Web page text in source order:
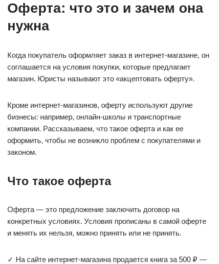
Оферта: что это и зачем она
нужна
Когда покупатель оформляет заказ в интернет-магазине, он
соглашается на условия покупки, которые предлагает
магазин. Юристы называют это «акцептовать оферту».
Кроме интернет-магазинов, оферту используют другие
бизнесы: например, онлайн-школы и транспортные
компании. Рассказываем, что такое оферта и как ее
оформить, чтобы не возникло проблем с покупателями и
законом.
Что такое оферта
Оферта — это предложение заключить договор на
конкретных условиях. Условия прописаны в самой оферте
и менять их нельзя, можно принять или не принять.
✓ На сайте интернет-магазина продается книга за 500 ₽ —